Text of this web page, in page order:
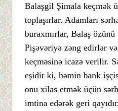
Balaşgil Şimala keçmək
toplaşırlar. Adamları
buraxmırlar, Balaş
Pişəvəriyə zəng edirlər
keçməsinə icazə verilir.
eşidir ki, həmin bank
onu xilas etmək üçün
imtina edərək geri